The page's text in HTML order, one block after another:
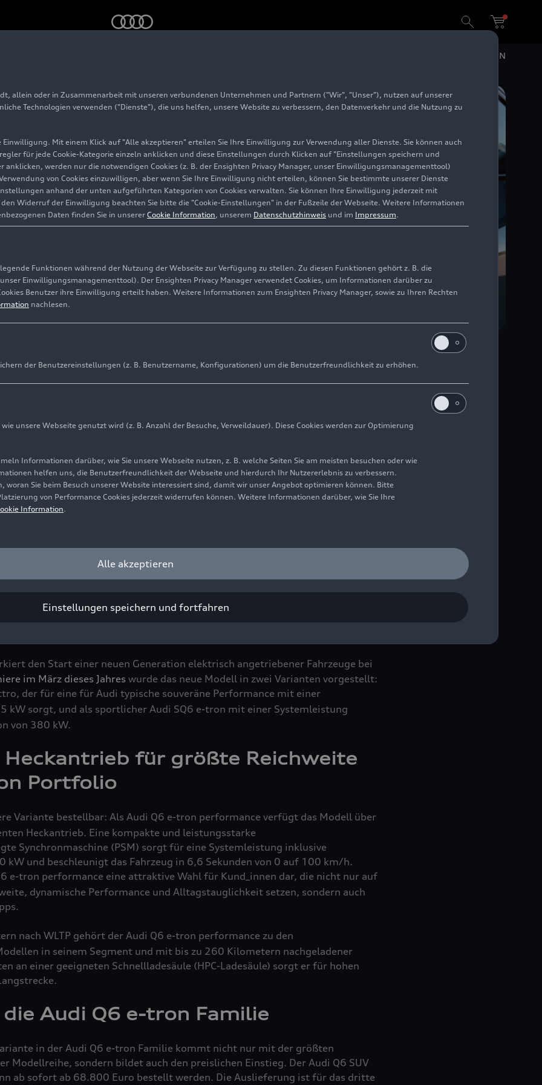
EN
mehr
Heckantriebsvariante mit maximal 240 kW Leistung und 100 kWh
neue Premium Platform Electric
nachladbar
SQ6e-tron
Reichweiten von bis zu 641 Kilometern (nach WLTP) möglich.
e-tronperformanceist ab sofort ab 68.800 Euro bestellbar.
den Start einer neuen Generation elektrisch angetriebener Fahrzeuge bei
im März dieses Jahreswurde das neue Modell in zwei Varianten vorgestellt:
, der für eine für Audi typische souveräne Performance mit einer
kW sorgt, und als sportlicher Audi SQ6 e-tron mit einer Systemleistung
von 380 kW.
für größte Reichweite
Portfolio
Variante bestellbar: Als Audi Q6 e-tron performance verfügt das Modell über
Heckantrieb. Eine kompakte und leistungsstarke
Synchronmaschine (PSM) sorgt für eine Systemleistung inklusive
kW und beschleunigt das Fahrzeug in 6,6 Sekunden von 0 auf 100 km/h.
e-tron performance eine attraktive Wahl für Kund_innen dar, die nicht nur auf
dynamische Performance und Alltagstauglichkeit setzen, sondern auch
nach WLTP gehört der Audi Q6 e-tron performance zu den
in seinem Segment und mit bis zu 260 Kilometern nachgeladener
an einer geeigneten Schnellladesäule (HPC-Ladesäule) sorgt er für hohen
Audi Q6 e-tron Familie
in der Audi Q6 e-tron Familie kommt nicht nur mit der größten
Modellreihe, sondern bildet auch den preislichen Einstieg. Der Audi Q6 SUV
ab sofort ab 68.800 Euro bestellt werden. Die Auslieferung ist für das dritte
allein oder in Zusammenarbeit mit unseren verbundenen Unternehmen und Partnern ("Wir", "Unser"), nutzen auf unserer
Technologien verwenden ("Dienste"), die uns helfen, unsere Website zu verbessern, den Datenverkehr und die Nutzung zu
Mit einem Klick auf "Alle akzeptieren" erteilen Sie Ihre Einwilligung zur Verwendung aller Dienste. Sie können auch
für jede Cookie-Kategorie einzeln anklicken und diese Einstellungen durch Klicken auf "Einstellungen speichern und
anklicken, werden nur die notwendigen Cookies (z. B. der Ensighten Privacy Manager, unser Einwilligungsmanagementtool)
von Cookies einzuwilligen, aber wenn Sie Ihre Einwilligung nicht erteilen, können Sie bestimmte unserer Dienste
anhand der unten aufgeführten Kategorien von Cookies verwalten. Sie können Ihre Einwilligung jederzeit mit
Widerruf der Einwilligung beachten Sie bitte die "Cookie-Einstellungen" in der Fußzeile der Webseite. Weitere Informationen
Daten finden Sie in unserer Cookie Information, unserem Datenschutzhinweis und im Impressum.
Funktionen während der Nutzung der Webseite zur Verfügung zu stellen. Zu diesen Funktionen gehört z. B. die
Einwilligungsmanagementtool). Der Ensighten Privacy Manager verwendet Cookies, um Informationen darüber zu
Benutzer ihre Einwilligung erteilt haben. Weitere Informationen zum Ensighten Privacy Manager, sowie zu Ihren Rechten
nachlesen.
der Benutzereinstellungen (z. B. Benutzername, Konfigurationen) um die Benutzerfreundlichkeit zu erhöhen.
unsere Webseite genutzt wird (z. B. Anzahl der Besuche, Verweildauer). Diese Cookies werden zur Optimierung
Informationen darüber, wie Sie unsere Webseite nutzen, z. B. welche Seiten Sie am meisten besuchen oder wie
helfen uns, die Benutzerfreundlichkeit der Webseite und hierdurch Ihr Nutzererlebnis zu verbessern.
woran Sie beim Besuch unserer Website interessiert sind, damit wir unser Angebot optimieren können. Bitte
von Performance Cookies jederzeit widerrufen können. Weitere Informationen darüber, wie Sie Ihre
Information.
Alle akzeptieren
Einstellungen speichern und fortfahren